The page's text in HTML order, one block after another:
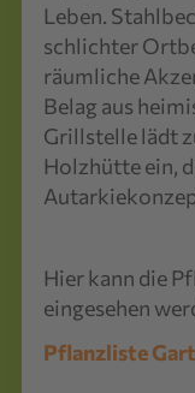
Leben.
schlichter
räumliche
Belag aus
Grillstelle lädt
Holzhütte ein,
Hier kann die
eingesehen
Pflanzliste